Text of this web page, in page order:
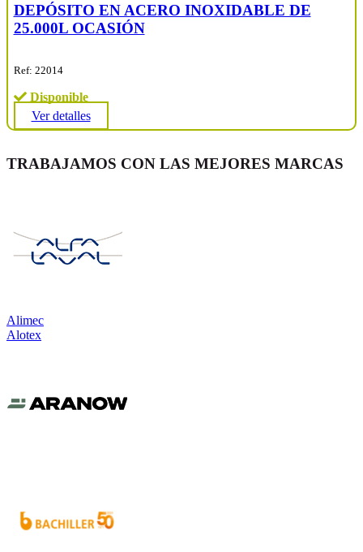
DEPÓSITO EN ACERO INOXIDABLE DE
25.000L OCASIÓN
Ref: 22014
Disponible
Ver detalles
TRABAJAMOS CON LAS MEJORES MARCAS
Alimec
Alotex